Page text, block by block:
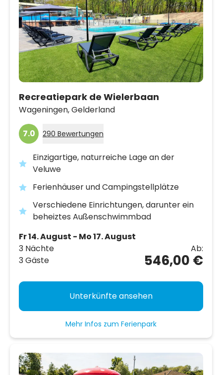
Recreatiepark de Wielerbaan
Wageningen,Gelderland
7.0 290 Bewertungen
Einzigartige, naturreiche Lage an der
Veluwe
Ferienhäuser und Campingstellplätze
Verschiedene Einrichtungen, darunter ein
beheiztes Außenschwimmbad
Fr 14. August - Mo 17. August
3 Nächte
3 Gäste
Ab:
546,00 €
Unterkünfte ansehen
Mehr Infos zum Ferienpark